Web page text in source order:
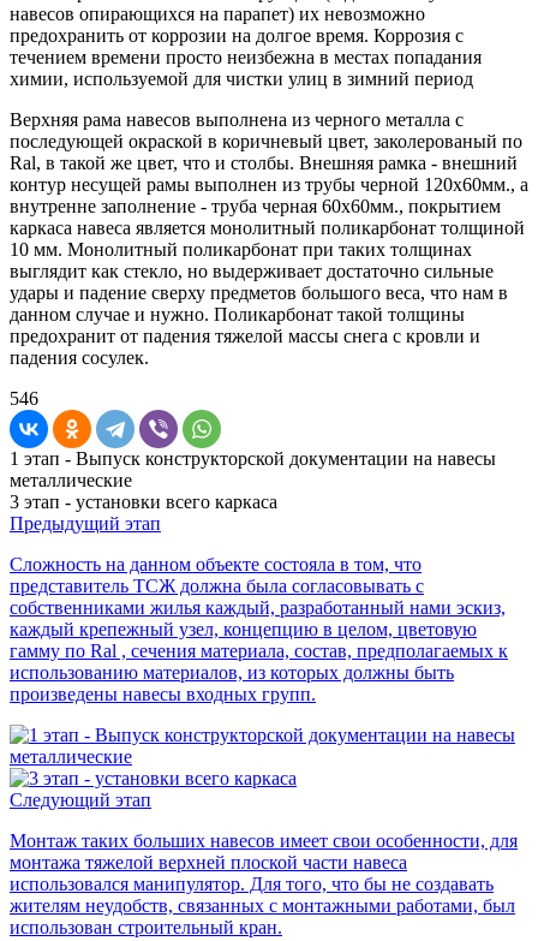
навесов опирающихся на парапет) их невозможно
предохранить от коррозии на долгое время. Коррозия с
течением времени просто неизбежна в местах попадания
химии, используемой для чистки улиц в зимний период
Верхняя рама навесов выполнена из черного металла с
последующей окраской в коричневый цвет, заколерованый по
Ral, в такой же цвет, что и столбы. Внешняя рамка - внешний
контур несущей рамы выполнен из трубы черной 120х60мм., а
внутренне заполнение - труба черная 60х60мм., покрытием
каркаса навеса является монолитный поликарбонат толщиной
10 мм. Монолитный поликарбонат при таких толщинах
выглядит как стекло, но выдерживает достаточно сильные
удары и падение сверху предметов большого веса, что нам в
данном случае и нужно. Поликарбонат такой толщины
предохранит от падения тяжелой массы снега с кровли и
падения сосулек.
546
1 этап - Выпуск конструкторской документации на навесы
металлические
3 этап - установки всего каркаса
Предыдущий этап
Сложность на данном объекте состояла в том, что
представитель ТСЖ должна была согласовывать с
собственниками жилья каждый, разработанный нами эскиз,
каждый крепежный узел, концепцию в целом, цветовую
гамму по Ral , сечения материала, состав, предполагаемых к
использованию материалов, из которых должны быть
произведены навесы входных групп.
Следующий этап
Монтаж таких больших навесов имеет свои особенности, для
монтажа тяжелой верхней плоской части навеса
использовался манипулятор. Для того, что бы не создавать
жителям неудобств, связанных с монтажными работами, был
использован строительный кран.